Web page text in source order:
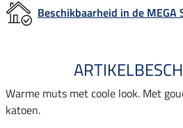
Beschikbaarheid in de MEGA
Warme muts met coole look. Met
katoen.